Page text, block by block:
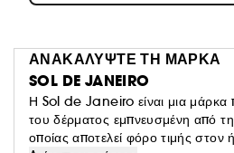
ΑΝΑΚΑΛΥΨΤΕ ΤΗ ΜΑΡΚΑ
SOL DE JANEIRO
Η Sol de Janeiro είναι μια μάρκα
του δέρματος εμπνευσμένη από
οποίας αποτελεί φόρο τιμής στον